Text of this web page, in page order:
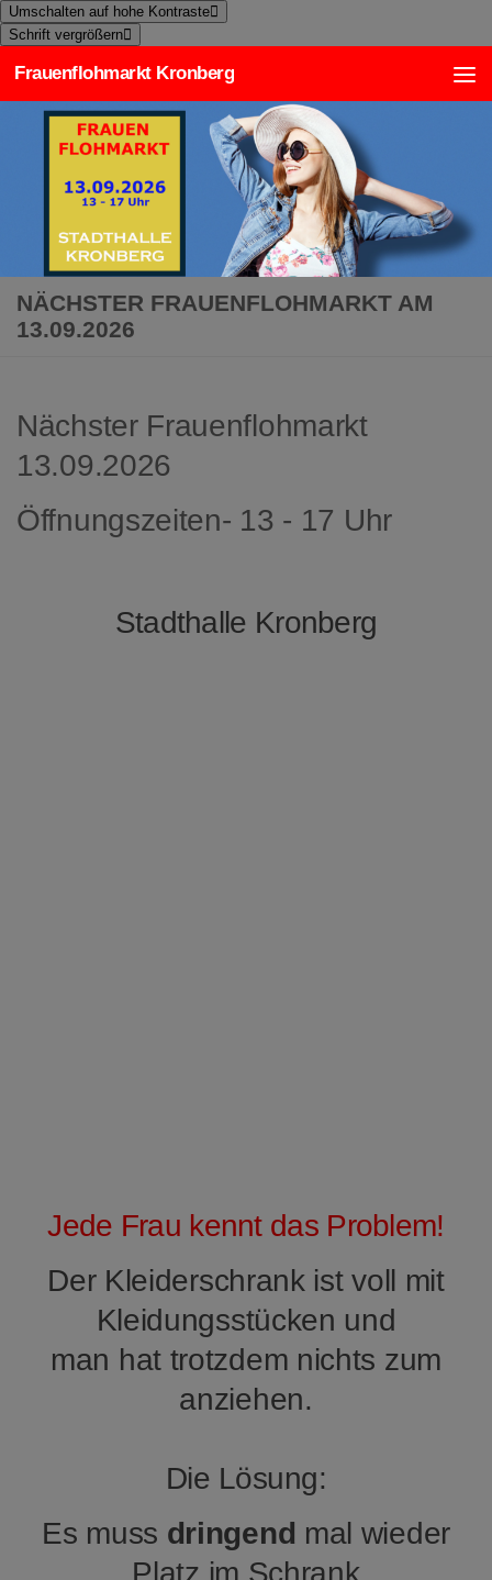
Umschalten auf hohe Kontraste
Schrift vergrößern
Zum Inhalt springen
Frauenflohmarkt Kronberg
NÄCHSTER FRAUENFLOHMARKT AM
13.09.2026
Nächster Frauenflohmarkt
13.09.2026
Öffnungszeiten- 13 - 17 Uhr
Stadthalle Kronberg
Jede Frau kennt das Problem!
Der Kleiderschrank ist voll mit
Kleidungsstücken und
man hat trotzdem nichts zum
anziehen.
Die Lösung:
Es muss dringend mal wieder
Platz im Schrank